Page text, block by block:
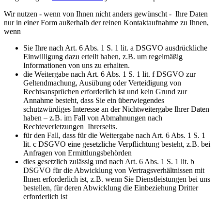
Wir nutzen - wenn von Ihnen nicht anders gewünscht - Ihre Daten
nur in einer Form außerhalb der reinen Kontaktaufnahme zu Ihnen,
wenn
Sie Ihre nach Art. 6 Abs. 1 S. 1 lit. a DSGVO ausdrückliche
Einwilligung dazu erteilt haben, z.B. um regelmäßig
Informationen von uns zu erhalten.
die Weitergabe nach Art. 6 Abs. 1 S. 1 lit. f DSGVO zur
Geltendmachung, Ausübung oder Verteidigung von
Rechtsansprüchen erforderlich ist und kein Grund zur
Annahme besteht, dass Sie ein überwiegendes
schutzwürdiges Interesse an der Nichtweitergabe Ihrer Daten
haben – z.B. im Fall von Abmahnungen nach
Rechteverletzungen Ihrerseits.
für den Fall, dass für die Weitergabe nach Art. 6 Abs. 1 S. 1
lit. c DSGVO eine gesetzliche Verpflichtung besteht, z.B. bei
Anfragen von Ermittlungsbehörden
dies gesetzlich zulässig und nach Art. 6 Abs. 1 S. 1 lit. b
DSGVO für die Abwicklung von Vertragsverhältnissen mit
Ihnen erforderlich ist, z.B. wenn Sie Dienstleistungen bei uns
bestellen, für deren Abwicklung die Einbeziehung Dritter
erforderlich ist